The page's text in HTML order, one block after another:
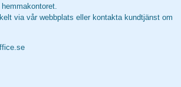
via vår webbplats eller kontakta kundtjänst om